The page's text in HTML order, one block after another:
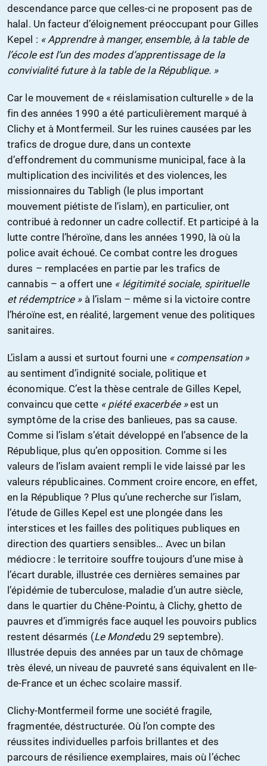
descendance parce que celles-ci ne proposent pas de
halal. Un facteur d’éloignement préoccupant pour Gilles
Kepel : « Apprendre à manger, ensemble, à la table de
l’école est l’un des modes d’apprentissage de la
convivialité future à la table de la République. »
Car le mouvement de « réislamisation culturelle » de la
fin des années 1990 a été particulièrement marqué à
Clichy et à Montfermeil. Sur les ruines causées par les
trafics de drogue dure, dans un contexte
d’effondrement du communisme municipal, face à la
multiplication des incivilités et des violences, les
missionnaires du Tabligh (le plus important
mouvement piétiste de l’islam), en particulier, ont
contribué à redonner un cadre collectif. Et participé à la
lutte contre l’héroïne, dans les années 1990, là où la
police avait échoué. Ce combat contre les drogues
dures – remplacées en partie par les trafics de
cannabis – a offert une « légitimité sociale, spirituelle
et rédemptrice »à l’islam – même si la victoire contre
l’héroïne est, en réalité, largement venue des politiques
sanitaires.
L’islam a aussi et surtout fourni une « compensation »
au sentiment d’indignité sociale, politique et
économique. C’est la thèse centrale de Gilles Kepel,
convaincu que cette « piété exacerbée »est un
symptôme de la crise des banlieues, pas sa cause.
Comme si l’islam s’était développé en l’absence de la
République, plus qu’en opposition. Comme si les
valeurs de l’islam avaient rempli le vide laissé par les
valeurs républicaines. Comment croire encore, en effet,
en la République ? Plus qu’une recherche sur l’islam,
l’étude de Gilles Kepel est une plongée dans les
interstices et les failles des politiques publiques en
direction des quartiers sensibles… Avec un bilan
médiocre : le territoire souffre toujours d’une mise à
l’écart durable, illustrée ces dernières semaines par
l’épidémie de tuberculose, maladie d’un autre siècle,
dans le quartier du Chêne-Pointu, à Clichy, ghetto de
pauvres et d’immigrés face auquel les pouvoirs publics
restent désarmés (Le Mondedu 29 septembre).
Illustrée depuis des années par un taux de chômage
très élevé, un niveau de pauvreté sans équivalent en Ile-
de-France et un échec scolaire massif.
Clichy-Montfermeil forme une société fragile,
fragmentée, déstructurée. Où l’on compte des
réussites individuelles parfois brillantes et des
parcours de résilience exemplaires, mais où l’échec